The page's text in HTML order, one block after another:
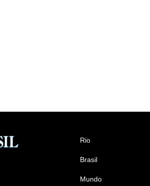
Rio
Brasil
Mundo